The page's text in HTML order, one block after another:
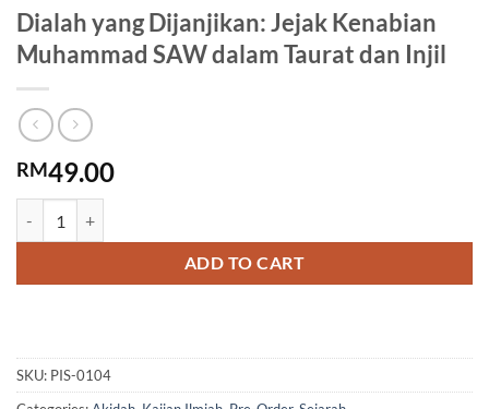
Dialah yang Dijanjikan: Jejak Kenabian
Muhammad SAW dalam Taurat dan Injil
RM49.00
ADD TO CART
SKU: PIS-0104